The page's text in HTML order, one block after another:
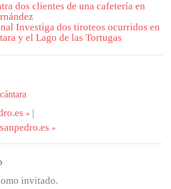
dos clientes de una cafetería en
Investiga dos tiroteos ocurridos en
y el Lago de las Tortugas
|
invitado.